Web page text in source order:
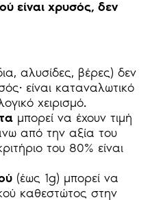
είναι χρυσός, δεν
αλυσίδες, βέρες) δεν
είναι καταναλωτικό
χειρισμό.
μπορεί να έχουν τιμή
από την αξία του
του 80% είναι
(έως 1g) μπορεί να
καθεστώτος στην